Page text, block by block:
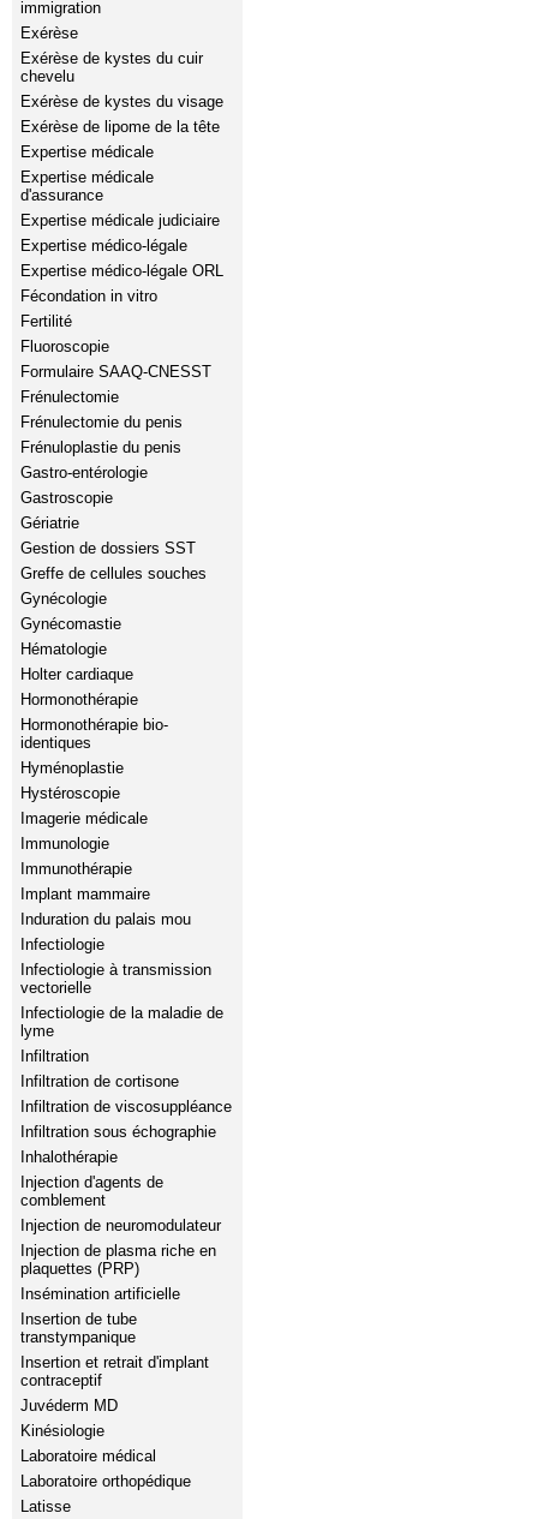
immigration
Exérèse
Exérèse de kystes du cuir
chevelu
Exérèse de kystes du visage
Exérèse de lipome de la tête
Expertise médicale
Expertise médicale
d'assurance
Expertise médicale judiciaire
Expertise médico-légale
Expertise médico-légale ORL
Fécondation in vitro
Fertilité
Fluoroscopie
Formulaire SAAQ-CNESST
Frénulectomie
Frénulectomie du penis
Frénuloplastie du penis
Gastro-entérologie
Gastroscopie
Gériatrie
Gestion de dossiers SST
Greffe de cellules souches
Gynécologie
Gynécomastie
Hématologie
Holter cardiaque
Hormonothérapie
Hormonothérapie bio-
identiques
Hyménoplastie
Hystéroscopie
Imagerie médicale
Immunologie
Immunothérapie
Implant mammaire
Induration du palais mou
Infectiologie
Infectiologie à transmission
vectorielle
Infectiologie de la maladie de
lyme
Infiltration
Infiltration de cortisone
Infiltration de viscosuppléance
Infiltration sous échographie
Inhalothérapie
Injection d'agents de
comblement
Injection de neuromodulateur
Injection de plasma riche en
plaquettes (PRP)
Insémination artificielle
Insertion de tube
transtympanique
Insertion et retrait d'implant
contraceptif
Juvéderm MD
Kinésiologie
Laboratoire médical
Laboratoire orthopédique
Latisse